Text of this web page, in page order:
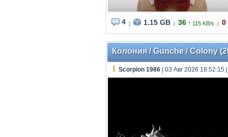
4 1.15 GB 36 ↑ 115 KB/s 0
Колония / Gunche / Colony
Scorpion 1986 | 03 Авг 2026 18:52:15